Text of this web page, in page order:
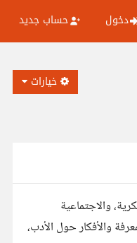
دخول حساب جديد
خيارات
والاجتماعية
والأفكار حول الأدب،